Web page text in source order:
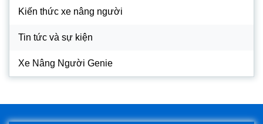
Kiến thức xe nâng người
Tin tức và sự kiện
Xe Nâng Người Genie